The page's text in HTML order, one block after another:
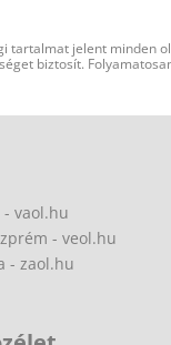
tartalmat jelent minden
biztosít.
- vaol.hu
- veol.hu
- zaol.hu